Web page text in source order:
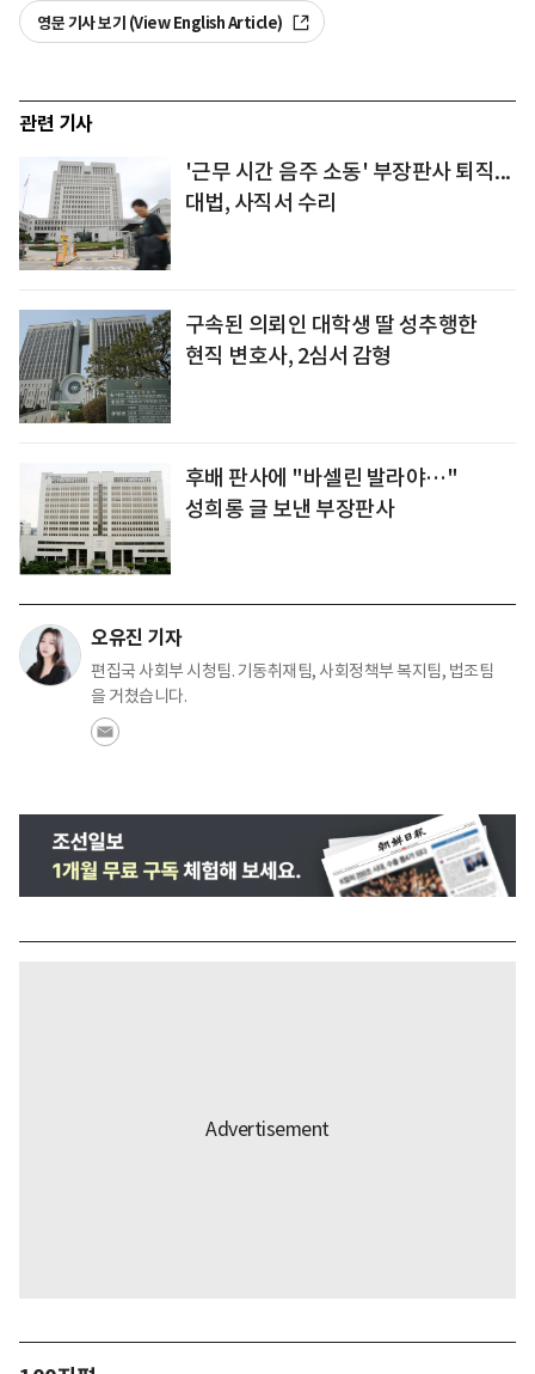
영문 기사 보기 (View English Article)
관련 기사
'근무 시간 음주 소동' 부장판사 퇴직...
대법, 사직서 수리
구속된 의뢰인 대학생 딸 성추행한
현직 변호사, 2심서 감형
후배 판사에 "바셀린 발라야…"
성희롱 글 보낸 부장판사
오유진 기자
편집국 사회부 시청팀. 기동취재팀, 사회정책부 복지팀, 법조팀
을 거쳤습니다.